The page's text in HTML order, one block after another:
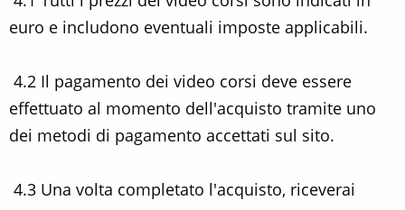
euro e includono eventuali imposte applicabili.
4.2 Il pagamento dei video corsi deve essere
effettuato al momento dell'acquisto tramite uno
dei metodi di pagamento accettati sul sito.
4.3 Una volta completato l'acquisto, riceverai